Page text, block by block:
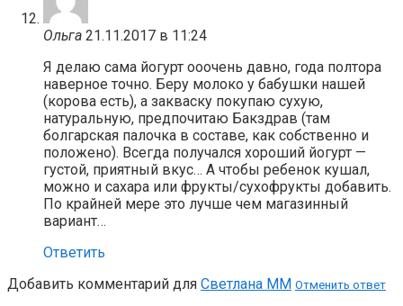
Ольга 21.11.2017 в 11:24
Я делаю сама йогурт ооочень давно, года полтора
наверное точно. Беру молоко у бабушки нашей
(корова есть), а закваску покупаю сухую,
натуральную, предпочитаю Бакздрав (там
болгарская палочка в составе, как собственно и
положено). Всегда получался хороший йогурт —
густой, приятный вкус… А чтобы ребенок кушал,
можно и сахара или фрукты/сухофрукты добавить.
По крайней мере это лучше чем магазинный
вариант…
Ответить
Добавить комментарий для Светлана ММ Отменить ответ